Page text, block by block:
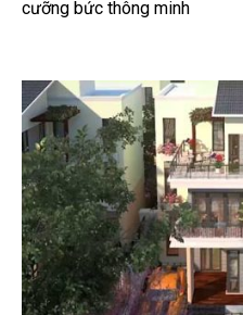
cưỡng bức thông minh